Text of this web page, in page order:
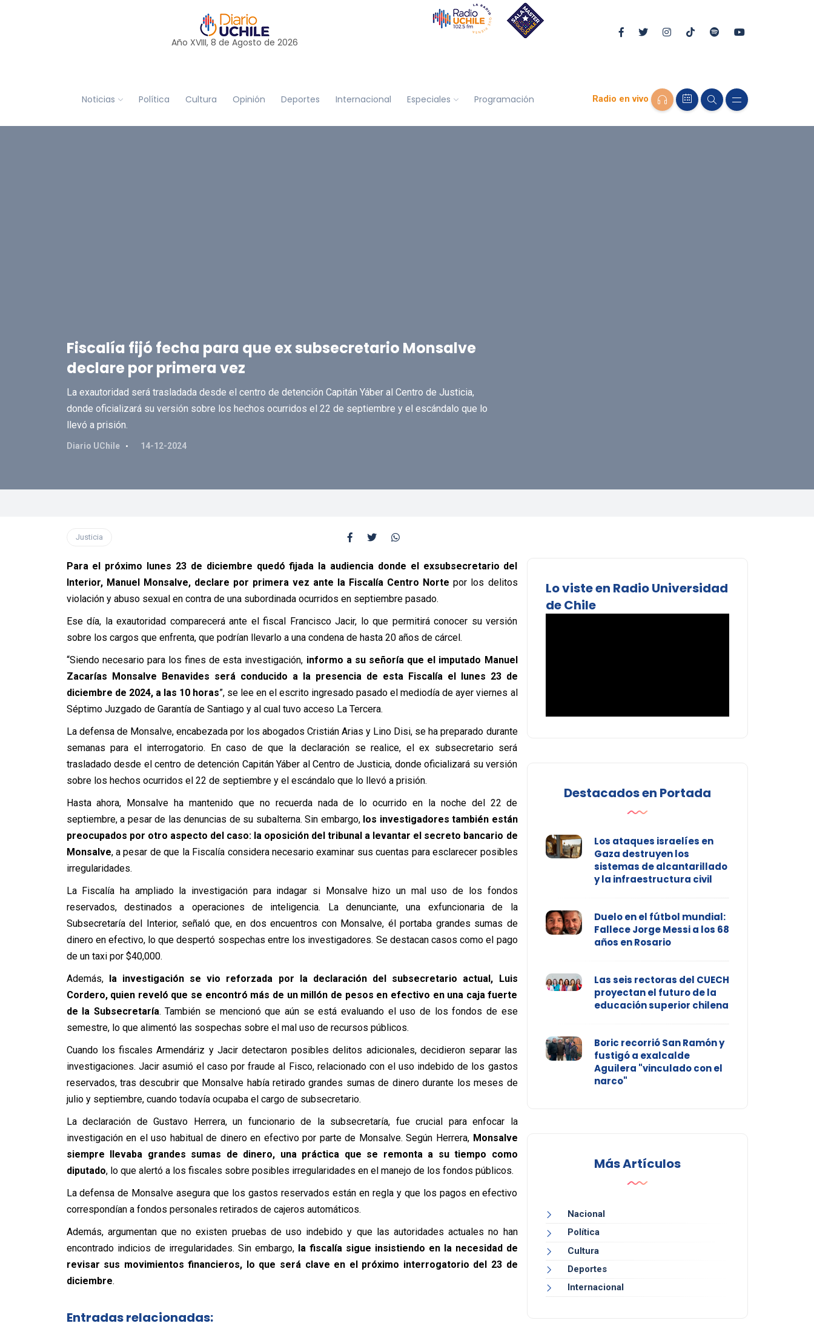
Año XVIII, 8 de Agosto de 2026
Noticias Política Cultura Opinión Deportes Internacional Especiales Programación Radio en vivo
Fiscalía fijó fecha para que ex subsecretario Monsalve
declare por primera vez
La exautoridad será trasladada desde el centro de detención Capitán Yáber al Centro de Justicia,
donde oficializará su versión sobre los hechos ocurridos el 22 de septiembre y el escándalo que lo
llevó a prisión.
Diario UChile 14-12-2024
Justicia
Para el próximo lunes 23 de diciembre quedó fijada la audiencia donde el exsubsecretario del
Interior, Manuel Monsalve, declare por primera vez ante la Fiscalía Centro Norte por los delitos
violación y abuso sexual en contra de una subordinada ocurridos en septiembre pasado.
Ese día, la exautoridad comparecerá ante el fiscal Francisco Jacir, lo que permitirá conocer su versión
sobre los cargos que enfrenta, que podrían llevarlo a una condena de hasta 20 años de cárcel.
“Siendo necesario para los fines de esta investigación, informo a su señoría que el imputado Manuel
Zacarías Monsalve Benavides será conducido a la presencia de esta Fiscalía el lunes 23 de
diciembre de 2024, a las 10 horas”, se lee en el escrito ingresado pasado el mediodía de ayer viernes al
Séptimo Juzgado de Garantía de Santiago y al cual tuvo acceso La Tercera.
La defensa de Monsalve, encabezada por los abogados Cristián Arias y Lino Disi, se ha preparado durante
semanas para el interrogatorio. En caso de que la declaración se realice, el ex subsecretario será
trasladado desde el centro de detención Capitán Yáber al Centro de Justicia, donde oficializará su versión
sobre los hechos ocurridos el 22 de septiembre y el escándalo que lo llevó a prisión.
Hasta ahora, Monsalve ha mantenido que no recuerda nada de lo ocurrido en la noche del 22 de
septiembre, a pesar de las denuncias de su subalterna. Sin embargo,los investigadores también están
preocupados por otro aspecto del caso: la oposición del tribunal a levantar el secreto bancario de
Monsalve, a pesar de que la Fiscalía considera necesario examinar sus cuentas para esclarecer posibles
irregularidades.
La Fiscalía ha ampliado la investigación para indagar si Monsalve hizo un mal uso de los fondos
reservados, destinados a operaciones de inteligencia. La denunciante, una exfuncionaria de la
Subsecretaría del Interior, señaló que, en dos encuentros con Monsalve, él portaba grandes sumas de
dinero en efectivo, lo que despertó sospechas entre los investigadores. Se destacan casos como el pago
de un taxi por $40,000.
Además,la investigación se vio reforzada por la declaración del subsecretario actual, Luis
Cordero, quien reveló que se encontró más de un millón de pesos en efectivo en una caja fuerte
de la Subsecretaría. También se mencionó que aún se está evaluando el uso de los fondos de ese
semestre, lo que alimentó las sospechas sobre el mal uso de recursos públicos.
Cuando los fiscales Armendáriz y Jacir detectaron posibles delitos adicionales, decidieron separar las
investigaciones. Jacir asumió el caso por fraude al Fisco, relacionado con el uso indebido de los gastos
reservados, tras descubrir que Monsalve había retirado grandes sumas de dinero durante los meses de
julio y septiembre, cuando todavía ocupaba el cargo de subsecretario.
La declaración de Gustavo Herrera, un funcionario de la subsecretaría, fue crucial para enfocar la
investigación en el uso habitual de dinero en efectivo por parte de Monsalve. Según Herrera, Monsalve
siempre llevaba grandes sumas de dinero, una práctica que se remonta a su tiempo como
diputado, lo que alertó a los fiscales sobre posibles irregularidades en el manejo de los fondos públicos.
La defensa de Monsalve asegura que los gastos reservados están en regla y que los pagos en efectivo
correspondían a fondos personales retirados de cajeros automáticos.
Además, argumentan que no existen pruebas de uso indebido y que las autoridades actuales no han
encontrado indicios de irregularidades. Sin embargo, la fiscalía sigue insistiendo en la necesidad de
revisar sus movimientos financieros, lo que será clave en el próximo interrogatorio del 23 de
diciembre.
Entradas relacionadas:
Lo viste en Radio Universidad
de Chile
Destacados en Portada
Los ataques israelíes en
Gaza destruyen los
sistemas de alcantarillado
y la infraestructura civil
Duelo en el fútbol mundial:
Fallece Jorge Messi a los 68
años en Rosario
Las seis rectoras del CUECH
proyectan el futuro de la
educación superior chilena
Boric recorrió San Ramón y
fustigó a exalcalde
Aguilera "vinculado con el
narco"
Más Artículos
Nacional
Política
Cultura
Deportes
Internacional